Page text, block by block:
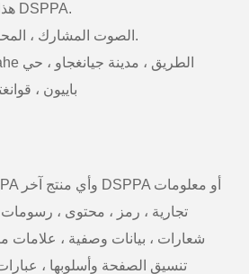
هذا الموقع الإلكتروني ملك DSPPA.
قوانغتشو DSPPA الصوت المشارك ، المحدودة.
باييون ،
تجارية ، رمز ، محتوى ،
شعارات ، بيانات وصفية ، علامات
تنسيق الصفحة وأسلوبها ،